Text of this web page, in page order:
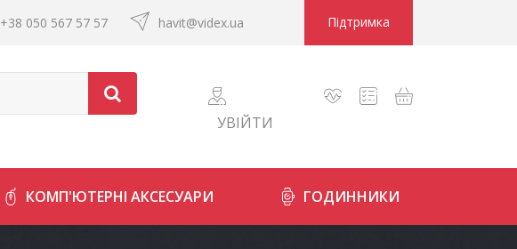
+38 050 567 57 57 havit@videx.ua Підтримка
УВІЙТИ
КОМП'ЮТЕРНІ АКСЕСУАРИ ГОДИННИКИ